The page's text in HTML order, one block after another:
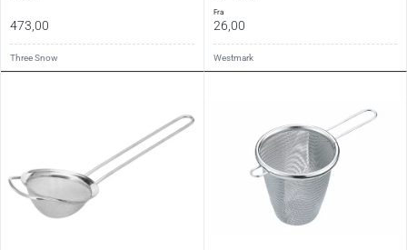
473,00
Three Snow
fra
26,00
Westmark